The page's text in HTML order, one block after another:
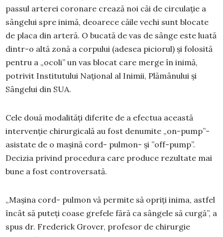
passul arterei coronare crează noi căi de circulație a
sângelui spre inimă, deoarece căile vechi sunt blocate
de placa din arteră. O bucată de vas de sânge este luată
dintr-o altă zonă a corpului (adesea piciorul) și folosită
pentru a „ocoli” un vas blocat care merge în inimă,
potrivit Institutului Național al Inimii, Plămânului și
Sângelui din SUA.
Cele două modalități diferite de a efectua această
intervenție chirurgicală au fost denumite „on-pump”-
asistate de o mașină cord- pulmon- și ”off-pump”.
Decizia privind procedura care produce rezultate mai
bune a fost controversată.
„Mașina cord- pulmon vă permite să opriți inima, astfel
încât să puteți coase grefele fără ca sângele să curgă”, a
spus dr. Frederick Grover, profesor de chirurgie